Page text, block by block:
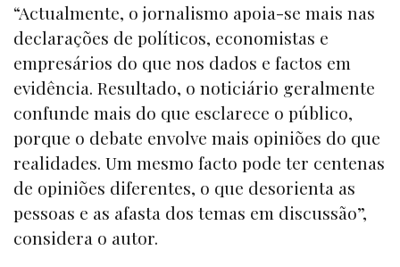
“Actualmente, o jornalismo apoia-se mais nas
declarações de políticos, economistas e
empresários do que nos dados e factos em
evidência. Resultado, o noticiário geralmente
confunde mais do que esclarece o público,
porque o debate envolve mais opiniões do que
realidades. Um mesmo facto pode ter centenas
de opiniões diferentes, o que desorienta as
pessoas e as afasta dos temas em discussão”,
considera o autor.